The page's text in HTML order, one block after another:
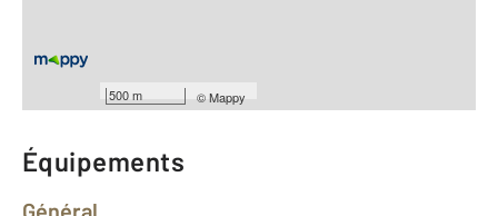
500 m ©Mappy
Type de construction : Traditionnelle
Année construction : 1974
Équipements
Général